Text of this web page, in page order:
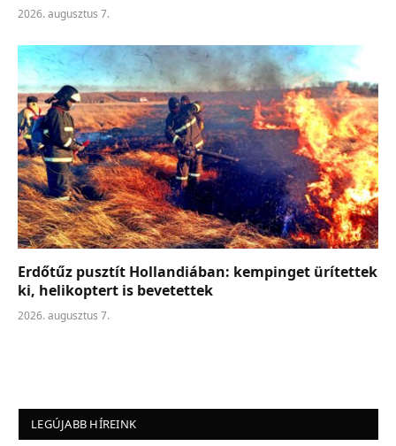
2026. augusztus 7.
Erdőtűz pusztít Hollandiában: kempinget ürítettek
ki, helikoptert is bevetettek
2026. augusztus 7.
LEGÚJABB HÍREINK